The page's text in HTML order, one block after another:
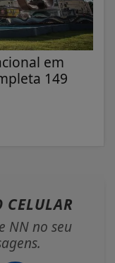
em
149
CELULAR
NN no seu